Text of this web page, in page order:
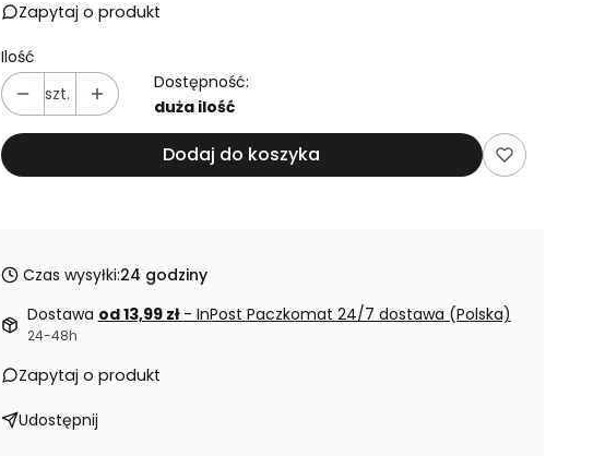
Zapytaj o produkt
Ilość
szt.
Dostępność:
duża ilość
Dodaj do koszyka
Czas wysyłki:24 godziny
Dostawa od 13,99 zł - InPost Paczkomat 24/7 dostawa (Polska)
24-48h
Zapytaj o produkt
Udostępnij